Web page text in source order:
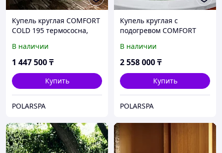
Купель круглая COMFORT
COLD 195 термососна,
В наличии
1 447 500₸
Купить
POLARSPA
Купель круглая с
подогревом COMFORT
термососна, купели
POLARSPA
В наличии
2 558 000₸
Купить
POLARSPA